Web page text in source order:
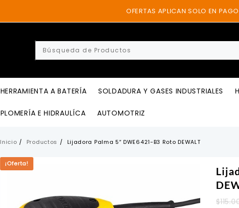
OFERTAS APLICAN SOLO EN
HERRAMIENTA A BATERÍA SOLDADURA Y GASES INDUSTRIALES
PLOMERÍA E HIDRAULÍCA AUTOMOTRIZ
Inicio Productos Lijadora Palma 5″ DWE6421-B3 Roto DEWALT
¡Oferta!
$